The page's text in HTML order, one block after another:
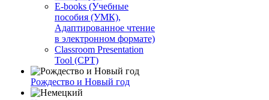
E-books (Учебные
пособия (УМК),
Адаптированное чтение
в электронном формате)
Classroom Presentation
Tool (CPT)
Рождество и Новый год